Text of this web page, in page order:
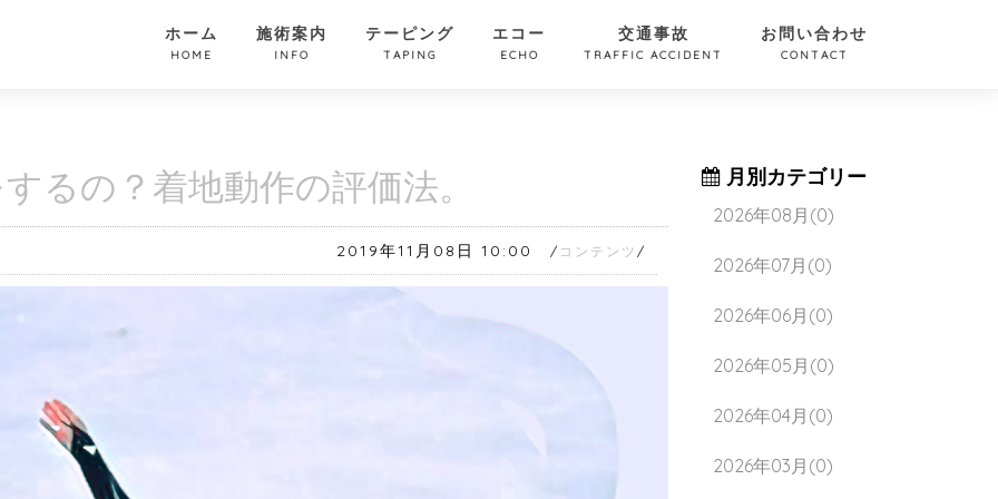
ホーム
HOME
施術案内
INFO
テーピング
TAPING
エコー
ECHO
交通事故
TRAFFIC ACCIDENT
お問い合わせ
CONTACT
るの？着地動作の評価法。
2019年11月08日 10:00 コンテンツ
月別カテゴリー
2026年08月(0)
2026年07月(0)
2026年06月(0)
2026年05月(0)
2026年04月(0)
2026年03月(0)